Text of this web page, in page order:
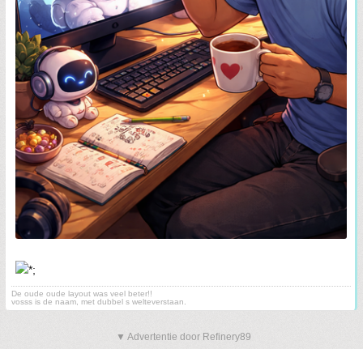
De oude oude layout was veel beter!!
vosss is de naam, met dubbel s welteverstaan.
▼ Advertentie door Refinery89